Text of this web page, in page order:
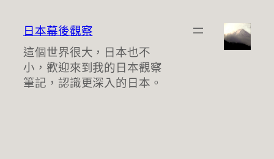
日本幕後觀察
這個世界很大，日本也不
小，歡迎來到我的日本觀察
筆記，認識更深入的日本。